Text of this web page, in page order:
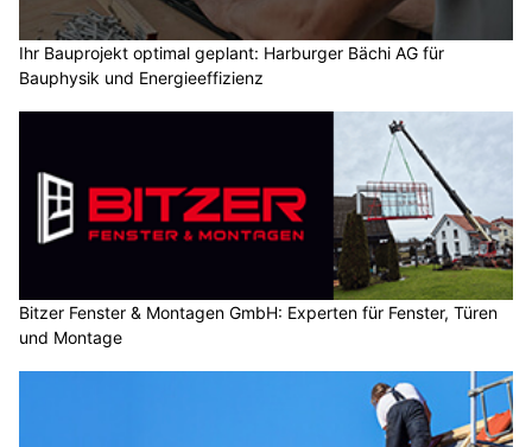
Ihr Bauprojekt optimal geplant: Harburger Bächi AG für
Bauphysik und Energieeffizienz
Bitzer Fenster & Montagen GmbH: Experten für Fenster, Türen
und Montage